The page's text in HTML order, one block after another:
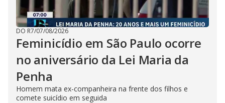
DO R7/07/08/2026
Feminicídio em São Paulo ocorre
no aniversário da Lei Maria da
Penha
Homem mata ex-companheira na frente dos filhos e
comete suicídio em seguida